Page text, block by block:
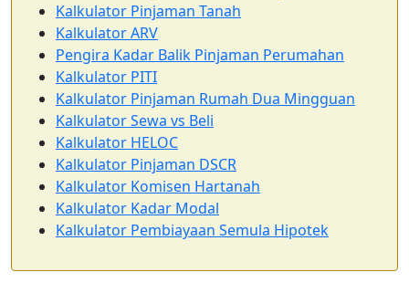
Kalkulator Pinjaman Tanah
Kalkulator ARV
Pengira Kadar Balik Pinjaman Perumahan
Kalkulator PITI
Kalkulator Pinjaman Rumah Dua Mingguan
Kalkulator Sewa vs Beli
Kalkulator HELOC
Kalkulator Pinjaman DSCR
Kalkulator Komisen Hartanah
Kalkulator Kadar Modal
Kalkulator Pembiayaan Semula Hipotek